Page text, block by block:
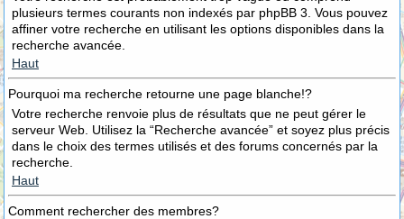
plusieurs termes courants non indexés par phpBB 3. Vous pouvez
affiner votre recherche en utilisant les options disponibles dans la
recherche avancée.
Haut
Pourquoi ma recherche retourne une page blanche!?
Votre recherche renvoie plus de résultats que ne peut gérer le
serveur Web. Utilisez la “Recherche avancée” et soyez plus précis
dans le choix des termes utilisés et des forums concernés par la
recherche.
Haut
Comment rechercher des membres?